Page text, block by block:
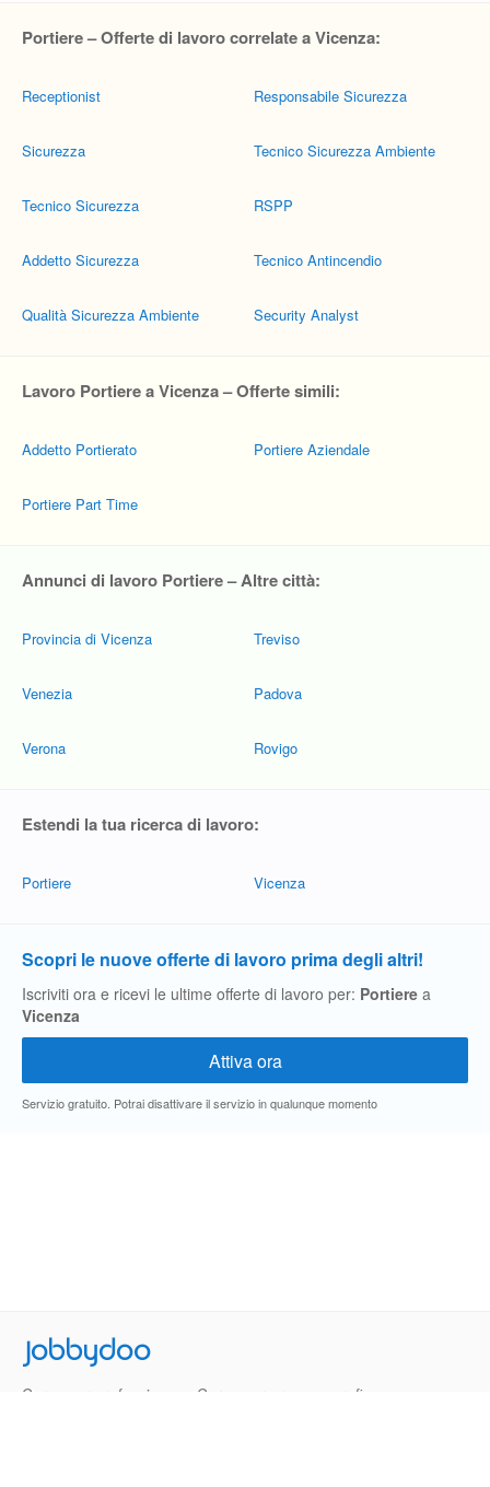
Portiere – Offerte di lavoro correlate a Vicenza:
Receptionist
Sicurezza
Tecnico Sicurezza
Addetto Sicurezza
Qualità Sicurezza Ambiente
Responsabile Sicurezza
Tecnico Sicurezza Ambiente
RSPP
Tecnico Antincendio
Security Analyst
Lavoro Portiere a Vicenza – Offerte simili:
Addetto Portierato
Portiere Part Time
Portiere Aziendale
Annunci di lavoro Portiere – Altre città:
Provincia di Vicenza
Venezia
Verona
Treviso
Padova
Rovigo
Estendi la tua ricerca di lavoro:
Portiere Vicenza
Scopri le nuove offerte di lavoro prima degli altri!
Iscriviti ora e ricevi le ultime offerte di lavoro per: Portiere a
Vicenza
Servizio gratuito. Potrai disattivare il servizio in qualunque momento
Jobbydoo
Cerca per professione
Cerca per area geografica